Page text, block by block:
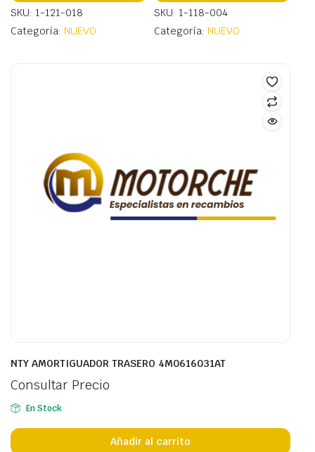
SKU: 1-121-018
Categoría: NUEVO
SKU: 1-118-004
Categoría: NUEVO
NTY AMORTIGUADOR TRASERO 4M0616031AT
Consultar Precio
En Stock
Añadir al carrito